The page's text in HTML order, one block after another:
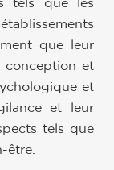
que leur
conception et
et
et leur
tels que
être.